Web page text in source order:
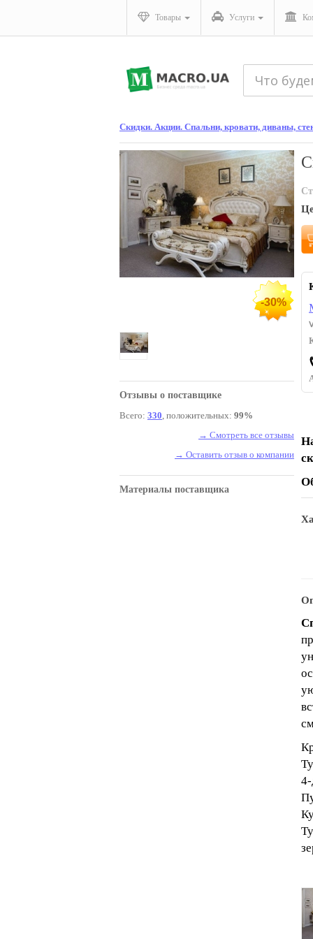
Товары Услуги
Скидки. Акции. Спальни, кровати, диваны,
-30%
Отзывы о поставщике
Всего: 330, положительных: 99%
→ Смотреть все отзывы
→ Оставить отзыв о компании
Материалы поставщика